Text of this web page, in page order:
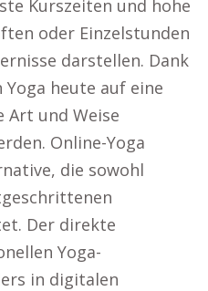
Kurszeiten und hohe
oder Einzelstunden
darstellen. Dank
heute auf eine
Art und Weise
Online-Yoga
die sowohl
Der direkte
Yoga-
in digitalen